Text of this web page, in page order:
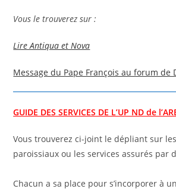
Vous le trouverez sur :
Lire Antiqua et Nova
Message du Pape François au forum de
GUIDE DES SERVICES DE L’UP ND de
Vous trouverez ci-joint le dépliant sur
paroissiaux ou les services assurés par
Chacun a sa place pour s’incorporer à